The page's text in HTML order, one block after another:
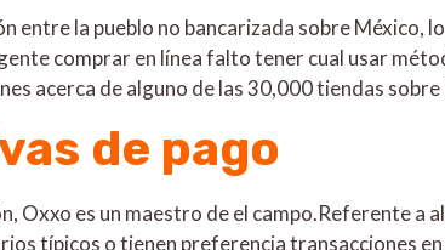
entre la pueblo no bancarizada sobre México,
comprar en línea falto tener cual usar
acerca de alguno de las 30,000 tiendas
de pago
Oxxo es un maestro de el campo.Referente a
tí­picos o tienen preferencia transacciones